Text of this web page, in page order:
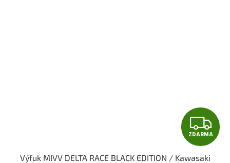
Z
D
ZDARMA
Výfuk MIVV DELTA RACE BLACK EDITION / Kawasaki